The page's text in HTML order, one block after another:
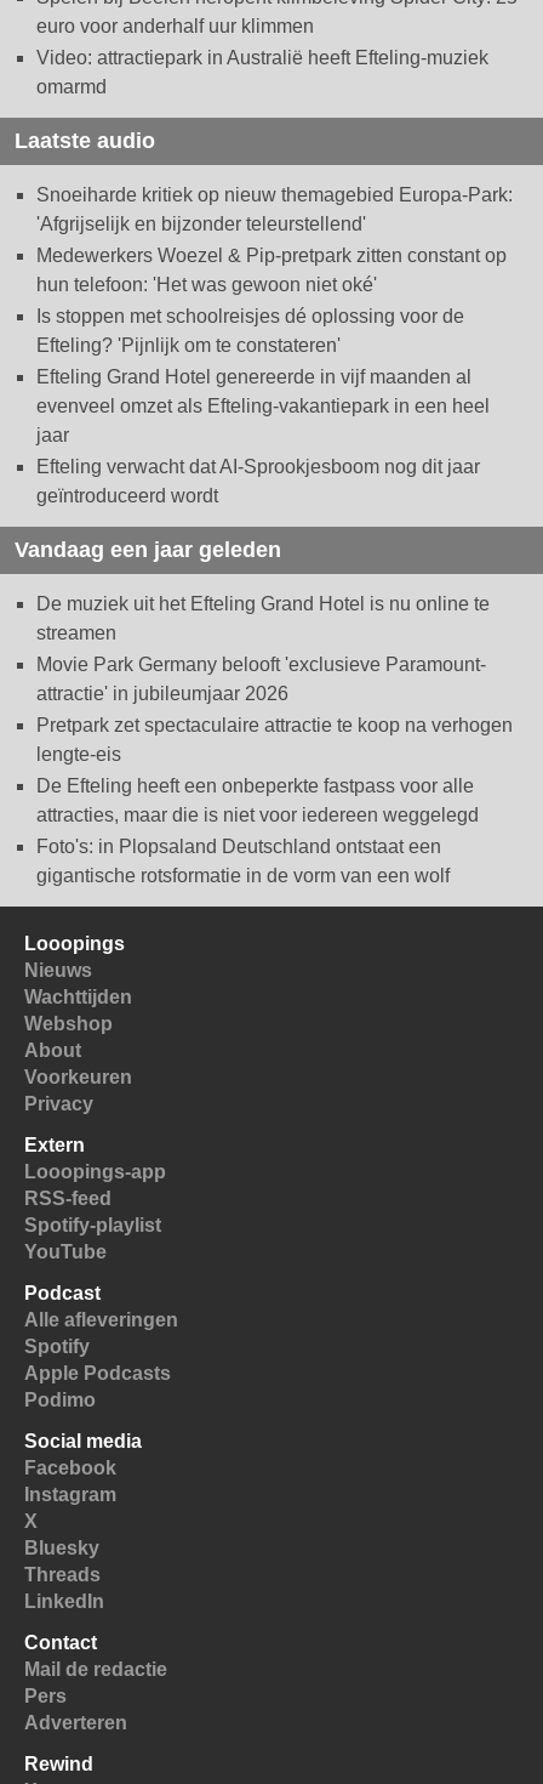
euro voor anderhalf uur klimmen
Video: attractiepark in Australië heeft Efteling-muziek
omarmd
Laatste audio
Snoeiharde kritiek op nieuw themagebied Europa-Park:
'Afgrijselijk en bijzonder teleurstellend'
Medewerkers Woezel & Pip-pretpark zitten constant op
hun telefoon: 'Het was gewoon niet oké'
Is stoppen met schoolreisjes dé oplossing voor de
Efteling? 'Pijnlijk om te constateren'
Efteling Grand Hotel genereerde in vijf maanden al
evenveel omzet als Efteling-vakantiepark in een heel
jaar
Efteling verwacht dat AI-Sprookjesboom nog dit jaar
geïntroduceerd wordt
Vandaag een jaar geleden
De muziek uit het Efteling Grand Hotel is nu online te
streamen
Movie Park Germany belooft 'exclusieve Paramount-
attractie' in jubileumjaar 2026
Pretpark zet spectaculaire attractie te koop na verhogen
lengte-eis
De Efteling heeft een onbeperkte fastpass voor alle
attracties, maar die is niet voor iedereen weggelegd
Foto's: in Plopsaland Deutschland ontstaat een
gigantische rotsformatie in de vorm van een wolf
Looopings
Nieuws
Wachttijden
Webshop
About
Voorkeuren
Privacy
Extern
Looopings-app
RSS-feed
Spotify-playlist
YouTube
Podcast
Alle afleveringen
Spotify
Apple Podcasts
Podimo
Social media
Facebook
Instagram
X
Bluesky
Threads
LinkedIn
Contact
Mail de redactie
Pers
Adverteren
Rewind